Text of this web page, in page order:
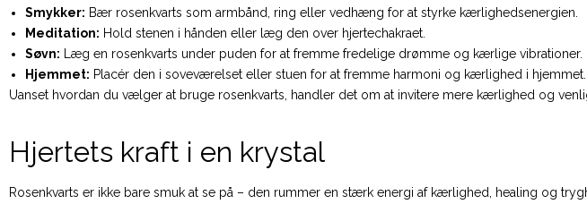
Smykker: Bær rosenkvarts som armbånd, ring eller vedhæng for at styrke kærlighedsenergien.
Meditation: Hold stenen i hånden eller læg den over hjertechakraet.
Søvn: Læg en rosenkvarts under puden for at fremme fredelige drømme og kærlige vibrationer.
Hjemmet: Placér den i soveværelset eller stuen for at fremme harmoni og kærlighed i hjemmet.
Uanset hvordan du vælger at bruge rosenkvarts, handler det om at invitere mere kærlighed og
Hjertets kraft i en krystal
Rosenkvarts er ikke bare smuk at se på – den rummer en stærk energi af kærlighed, healing og